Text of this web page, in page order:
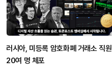
러시아, 미등록 암호화폐 거래소 직원
20여 명 체포